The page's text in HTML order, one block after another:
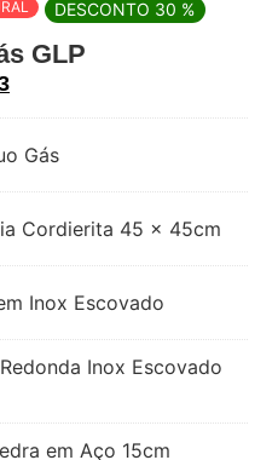
DESCONTO 30 %
GLP
Gás
Cordierita 45 x 45cm
Inox Escovado
Inox Escovado
em Aço 15cm